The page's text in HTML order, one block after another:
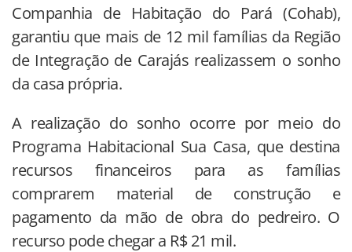
Companhia de Habitação do Pará (Cohab),
garantiu que mais de 12 mil famílias da Região
de Integração de Carajás realizassem o sonho
da casa própria.
A realização do sonho ocorre por meio do
Programa Habitacional Sua Casa, que destina
recursos financeiros para as famílias
comprarem material de construção e
pagamento da mão de obra do pedreiro. O
recurso pode chegar a R$ 21 mil.